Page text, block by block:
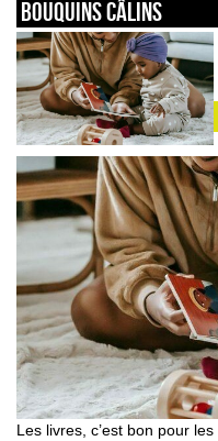
Bouquins câlins
Les livres, c’est bon pour